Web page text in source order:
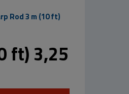
Rod 3 m (10 ft)
ft) 3,25